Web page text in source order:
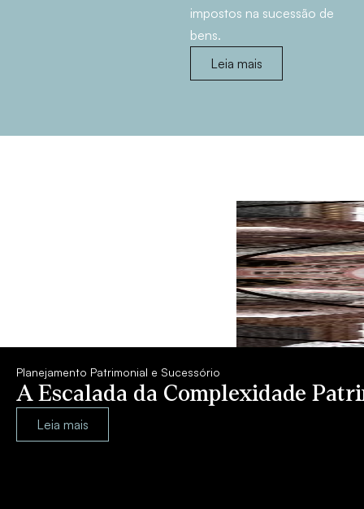
impostos na sucessão de
bens.
Leia mais
Planejamento Patrimonial e Sucessório
A Escalada da Complexidade
Leia mais